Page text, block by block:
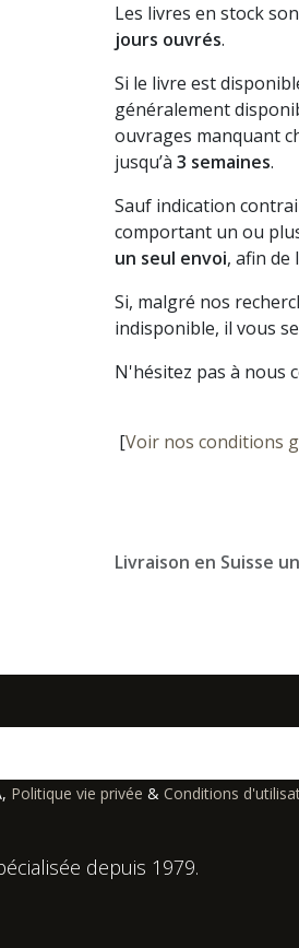
Les livres en stock
jours ouvrés.
Si le livre est
généralement
ouvrages manquant
jusqu’à 3 semaines.
Sauf indication
comportant un ou
un seul envoi, afin de
Si, malgré nos
indisponible, il vous
N'hésitez pas à nous
[Voir nos conditions
Livraison en Suisse
Politique vie privée & Conditions
depuis 1979.